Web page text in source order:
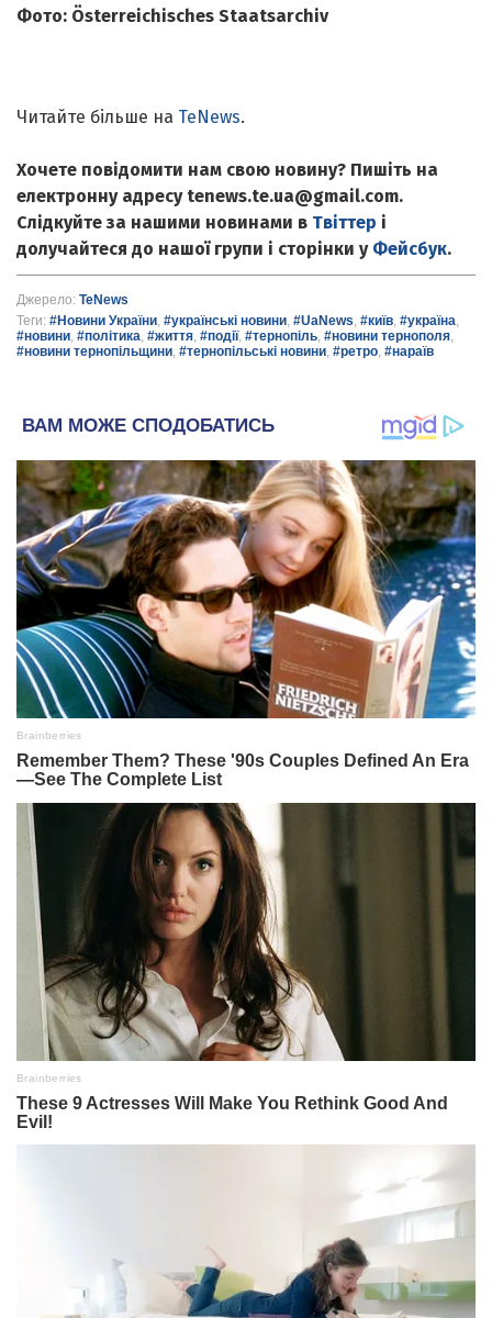
Фото: Österreichisches Staatsarchiv
Читайте більше на TeNews.
Хочете повідомити нам свою новину? Пишіть на
електронну адресу tenews.te.ua@gmail.com.
Слідкуйте за нашими новинами в Твіттер і
долучайтеся до нашої групи і сторінки у Фейсбук.
Джерело: TeNews
Теги: #Новини України, #українські новини, #UaNews, #київ, #україна,
#новини, #політика, #життя, #події, #тернопіль, #новини тернополя,
#новини тернопільщини, #тернопільські новини, #ретро, #нараїв